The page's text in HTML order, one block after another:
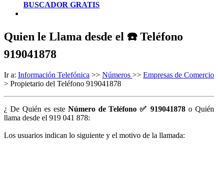
BUSCADOR GRATIS
Quien le Llama desde el ☎️ Teléfono
919041878
Ir a: Información Telefónica >> Números >> Empresas de Comercio
> Propietario del Teléfono 919041878
¿ De Quién es este Número de Teléfono ✅ 919041878 o Quién
llama desde el 919 041 878:
Los usuarios indican lo siguiente y el motivo de la llamada: